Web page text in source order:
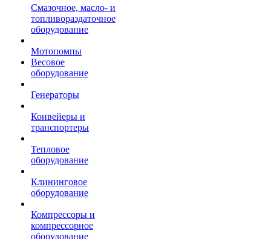
Смазочное, масло- и
топливораздаточное
оборудование
Мотопомпы
Весовое
оборудование
Генераторы
Конвейеры и
транспортеры
Тепловое
оборудование
Клининговое
оборудование
Компрессоры и
компрессорное
оборудование